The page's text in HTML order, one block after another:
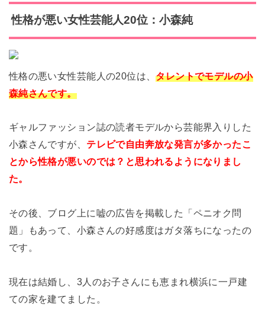
性格が悪い女性芸能人20位：小森純
性格の悪い女性芸能人の20位は、タレントでモデルの小
森純さんです。
ギャルファッション誌の読者モデルから芸能界入りした
小森さんですが、 テレビで自由奔放な発言が多かったこ
とから性格が悪いのでは？と思われるようになりまし
た。
その後、ブログ上に嘘の広告を掲載した「ペニオク問
題」もあって、小森さんの好感度はガタ落ちになったの
です。
現在は結婚し、3人のお子さんにも恵まれ横浜に一戸建
ての家を建てました。